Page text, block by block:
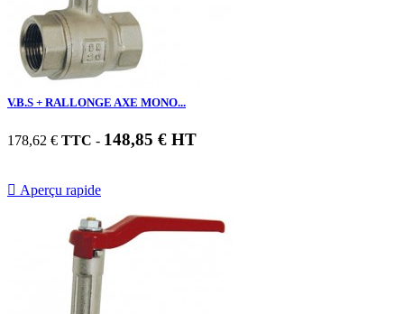
V.B.S + RALLONGE AXE MONO...
178,62 € TTC - 148,85 € HT
 Aperçu rapide